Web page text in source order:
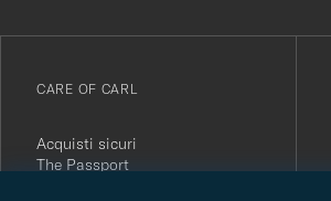
newsletter!
CARE OF CARL
Acquisti sicuri
The Passport